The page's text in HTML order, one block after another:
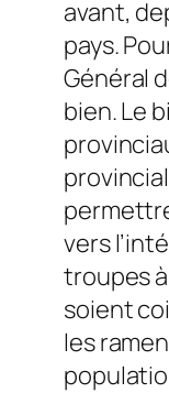
avant,
pays.
Général
bien. Le
vers
troupes
soient
les